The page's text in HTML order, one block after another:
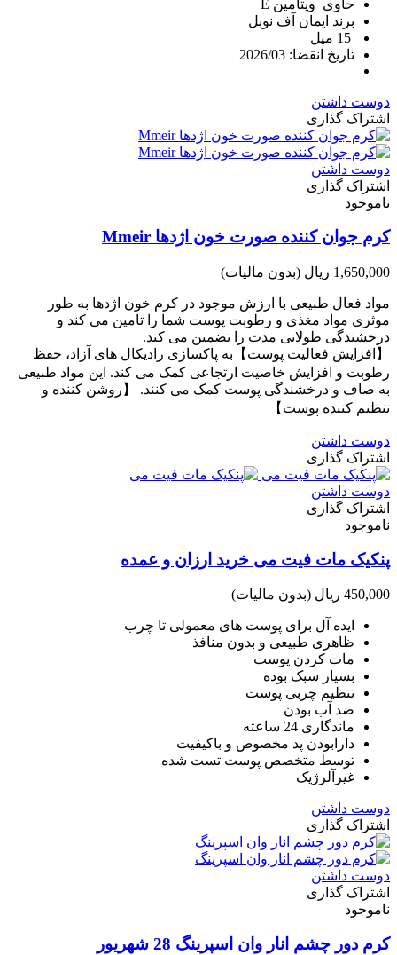
حاوی ویتامین E
برند ایمان آف نوبل
تاریخ انقضا: 2026/03
دوست داشتن
اشتراک گذاری
دوست داشتن
اشتراک گذاری
ناموجود
کرم جوان کننده صورت خون اژدها Mmeir
1,650,000 ریال (بدون مالیات)
مواد فعال طبیعی با ارزش موجود در کرم خون اژدها به طور
موثری مواد مغذی و رطوبت پوست شما را تامین می کند و
درخشندگی طولانی مدت را تضمین می کند.
【افزایش فعالیت پوست】به پاکسازی رادیکال های آزاد، حفظ
رطوبت و افزایش خاصیت ارتجاعی کمک می کند. این مواد طبیعی
به صاف و درخشندگی پوست کمک می کنند. 【روشن کننده و
تنظیم کننده پوست】
دوست داشتن
اشتراک گذاری
دوست داشتن
اشتراک گذاری
ناموجود
پنکیک مات فیت می خرید ارزان و عمده
450,000 ریال (بدون مالیات)
ایده آل برای پوست های معمولی تا چرب
ظاهری طبیعی و بدون منافذ
مات کردن پوست
بسیار سبک بوده
تنظیم چربی پوست
ضد آب بودن
ماندگاری 24 ساعته
دارابودن پد مخصوص و باکیفیت
توسط متخصص پوست تست شده
غیرآلرژیک
دوست داشتن
اشتراک گذاری
دوست داشتن
اشتراک گذاری
ناموجود
کرم دور چشم انار وان اسپرینگ 28 شهریور